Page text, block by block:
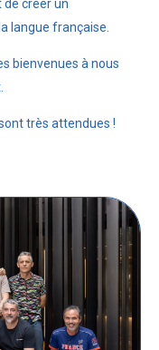
créer un
langue française.
bienvenues à nous
très attendues !